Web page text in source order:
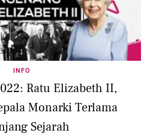
INFO
Ratu Elizabeth II,
Monarki Terlama
Sejarah